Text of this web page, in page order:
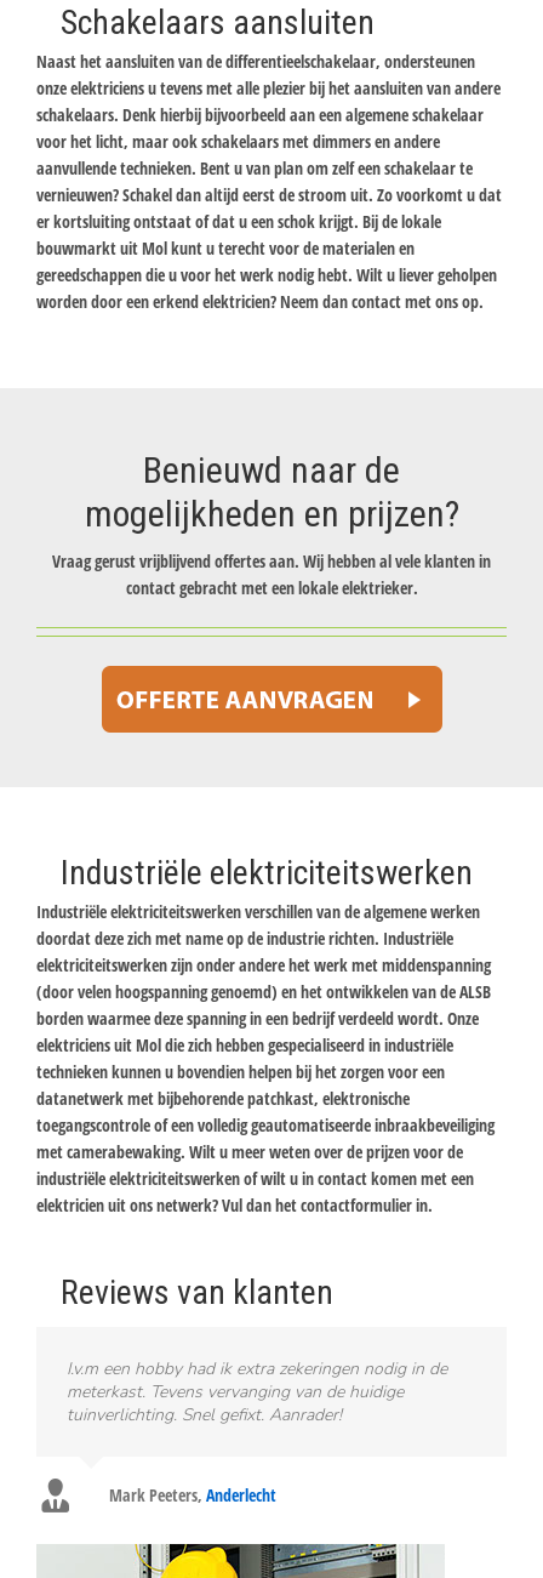
Schakelaars aansluiten
Naast het aansluiten van de differentieelschakelaar, ondersteunen
onze elektriciens u tevens met alle plezier bij het aansluiten van andere
schakelaars. Denk hierbij bijvoorbeeld aan een algemene schakelaar
voor het licht, maar ook schakelaars met dimmers en andere
aanvullende technieken. Bent u van plan om zelf een schakelaar te
vernieuwen? Schakel dan altijd eerst de stroom uit. Zo voorkomt u dat
er kortsluiting ontstaat of dat u een schok krijgt. Bij de lokale
bouwmarkt uit Mol kunt u terecht voor de materialen en
gereedschappen die u voor het werk nodig hebt. Wilt u liever geholpen
worden door een erkend elektricien? Neem dan contact met ons op.
Benieuwd naar de
mogelijkheden en prijzen?
Vraag gerust vrijblijvend offertes aan. Wij hebben al vele klanten in
contact gebracht met een lokale elektrieker.
Industriële elektriciteitswerken
Industriële elektriciteitswerken verschillen van de algemene werken
doordat deze zich met name op de industrie richten. Industriële
elektriciteitswerken zijn onder andere het werk met middenspanning
(door velen hoogspanning genoemd) en het ontwikkelen van de ALSB
borden waarmee deze spanning in een bedrijf verdeeld wordt. Onze
elektriciens uit Mol die zich hebben gespecialiseerd in industriële
technieken kunnen u bovendien helpen bij het zorgen voor een
datanetwerk met bijbehorende patchkast, elektronische
toegangscontrole of een volledig geautomatiseerde inbraakbeveiliging
met camerabewaking. Wilt u meer weten over de prijzen voor de
industriële elektriciteitswerken of wilt u in contact komen met een
elektricien uit ons netwerk? Vul dan het contactformulier in.
Reviews van klanten
I.v.m een hobby had ik extra zekeringen nodig in de
meterkast. Tevens vervanging van de huidige
tuinverlichting. Snel gefixt. Aanrader!
Mark Peeters, Anderlecht